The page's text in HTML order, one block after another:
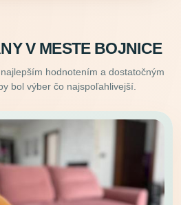
V MESTE BOJNICE
hodnotením a dostatočným
bol výber čo najspoľahlivejší.